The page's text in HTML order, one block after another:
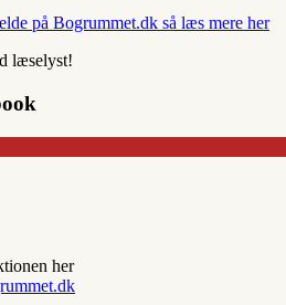
på Bogrummet.dk så læs mere her
læselyst!
her